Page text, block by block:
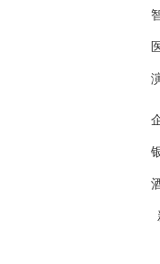
扩声系
Gestton捷思通承接会议
服务，26年行业经验，